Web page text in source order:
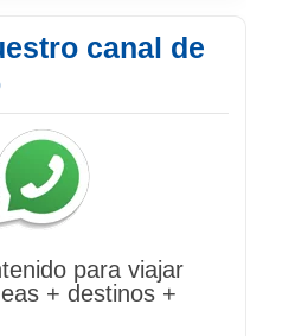
canal de
para viajar
+ destinos +